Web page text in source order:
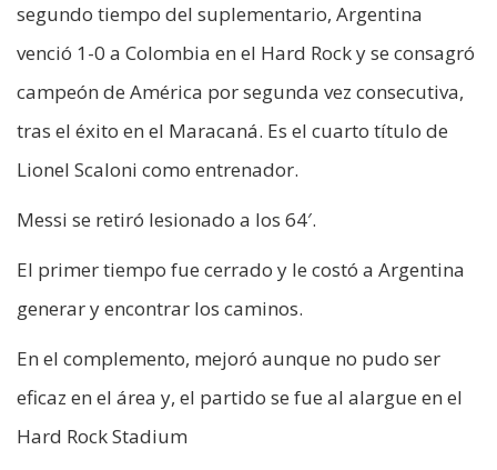
segundo tiempo del suplementario, Argentina
venció 1-0 a Colombia en el Hard Rock y se consagró
campeón de América por segunda vez consecutiva,
tras el éxito en el Maracaná. Es el cuarto título de
Lionel Scaloni como entrenador.
Messi se retiró lesionado a los 64′.
El primer tiempo fue cerrado y le costó a Argentina
generar y encontrar los caminos.
En el complemento, mejoró aunque no pudo ser
eficaz en el área y, el partido se fue al alargue en el
Hard Rock Stadium